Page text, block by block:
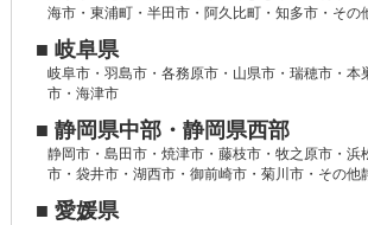
海市・東浦町・半田市・阿久比町・知多市・その
■ 岐阜県
岐阜市・羽島市・各務原市・山県市・瑞穂市・本
市・海津市
■ 静岡県中部・静岡県西部
静岡市・島田市・焼津市・藤枝市・牧之原市・浜
市・袋井市・湖西市・御前崎市・菊川市・その他
■ 愛媛県